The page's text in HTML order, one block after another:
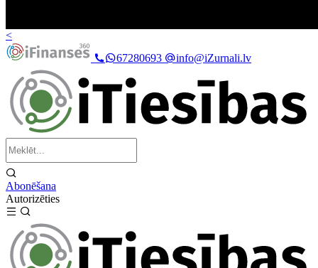
<
67280693
info@iZurnali.lv
Abonēšana
Autorizēties